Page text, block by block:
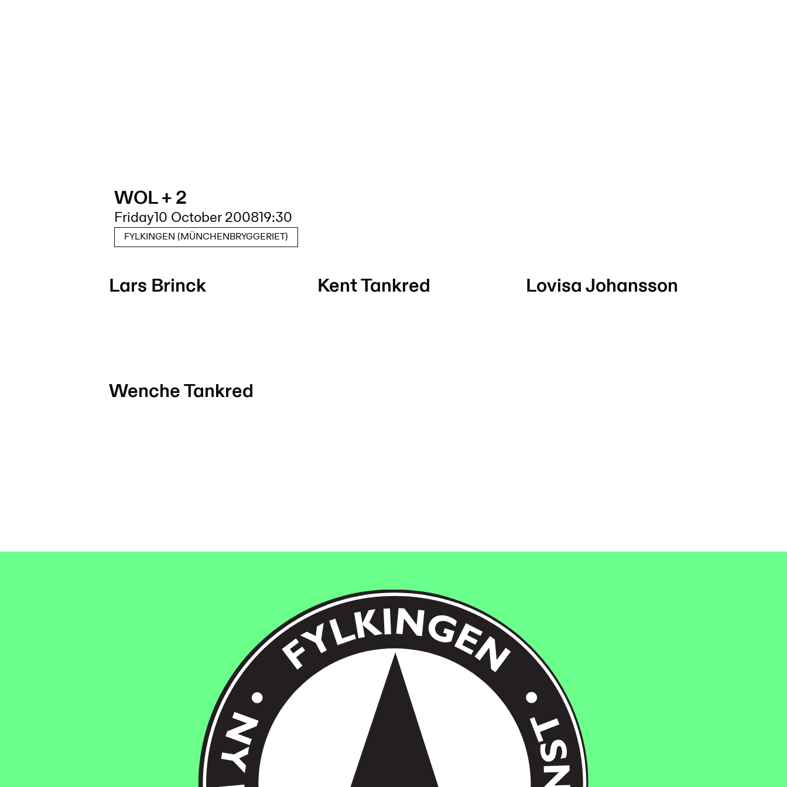
WOL + 2
Friday10 October 200819:30
FYLKINGEN (MÜNCHENBRYGGERIET)
Lars Brinck Kent Tankred Lovisa Johansson
Wenche Tankred